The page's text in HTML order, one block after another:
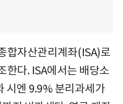
합자산관리계좌(ISA)로
한다. ISA에서는 배당소
시엔 9.9% 분리과세가